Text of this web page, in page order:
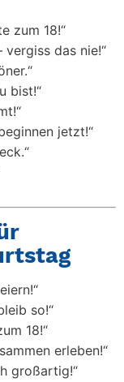
zum 18!“
vergiss das nie!“
bist!“
jetzt!“
so!“
18!“
erleben!“
großartig!“